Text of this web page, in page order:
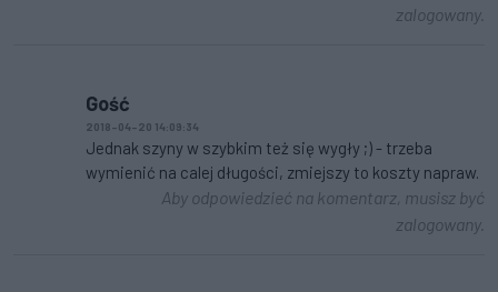
zalogowany.
Gość
2018-04-20 14:09:34
Jednak szyny w szybkim też się wygły ;) - trzeba
wymienić na calej długości, zmiejszy to koszty napraw.
Aby odpowiedzieć na komentarz, musisz być
zalogowany.